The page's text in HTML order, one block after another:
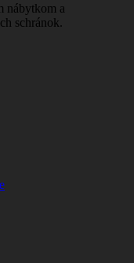
nábytkom a
schránok.